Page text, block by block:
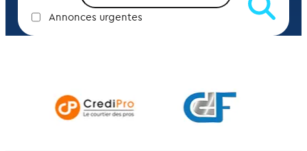
Annonces urgentes